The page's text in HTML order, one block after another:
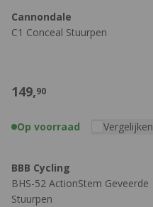
Cannondale
C1 Conceal Stuurpen
149,90
Op voorraad Vergelijken
BBB Cycling
BHS-52 ActionStem Geveerde
Stuurpen